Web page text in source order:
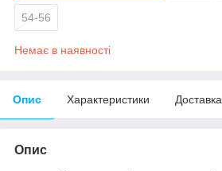
54-56
Немає в наявності
Опис Характеристики Доставка
Опис